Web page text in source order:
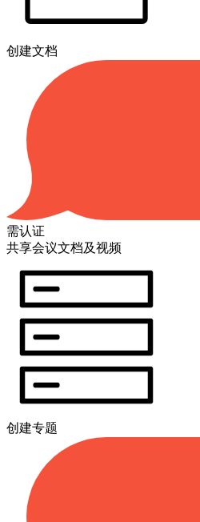
创建文档
需认证
共享会议文档及视频
创建专题